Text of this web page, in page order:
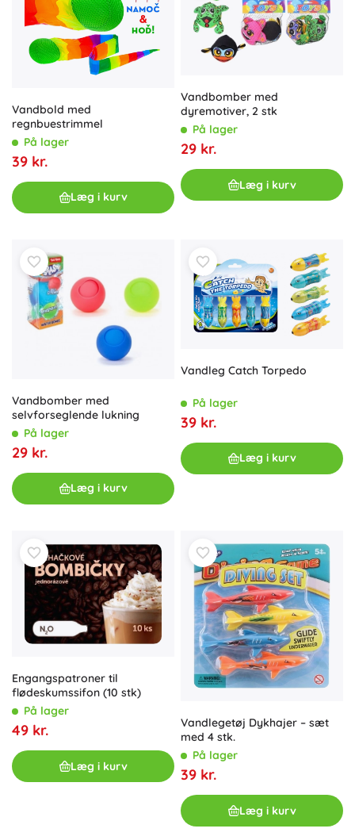
Vandbold med
regnbuestrimmel
På lager
39 kr.
Læg i kurv
Vandbomber med
dyremotiver, 2 stk
På lager
29 kr.
Læg i kurv
Vandbomber med
selvforseglende lukning
På lager
29 kr.
Læg i kurv
Vandleg Catch Torpedo
På lager
39 kr.
Læg i kurv
Engangspatroner til
flødeskumssifon (10 stk)
På lager
49 kr.
Læg i kurv
Vandlegetøj Dykhajer – sæt
med 4 stk.
På lager
39 kr.
Læg i kurv